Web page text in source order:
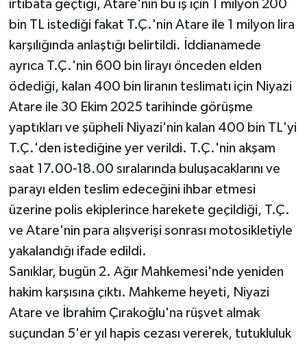
irtibata geçtiği, Atare'nin bu iş için 1 milyon 200
bin TL istediği fakat T.Ç.'nin Atare ile 1 milyon lira
karşılığında anlaştığı belirtildi. İddianamede
ayrıca T.Ç.'nin 600 bin lirayı önceden elden
ödediği, kalan 400 bin liranın teslimatı için Niyazi
Atare ile 30 Ekim 2025 tarihinde görüşme
yaptıkları ve şüpheli Niyazi'nin kalan 400 bin TL'yi
T.Ç.'den istediğine yer verildi. T.Ç.'nin akşam
saat 17.00-18.00 sıralarında buluşacaklarını ve
parayı elden teslim edeceğini ihbar etmesi
üzerine polis ekiplerince harekete geçildiği, T.Ç.
ve Atare'nin para alışverişi sonrası motosikletiyle
yakalandığı ifade edildi.
Sanıklar, bugün 2. Ağır Mahkemesi'nde yeniden
hakim karşısına çıktı. Mahkeme heyeti, Niyazi
Atare ve İbrahim Çırakoğlu'na rüşvet almak
suçundan 5'er yıl hapis cezası vererek, tutukluluk